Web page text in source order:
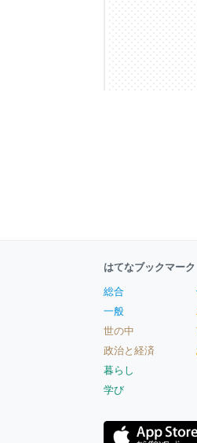
はてなブックマーク
総合
一般
世の中
政治と経済
暮らし
学び